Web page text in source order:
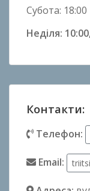
Субота: 18:00
Неділя:
Контакти:
Телефон:
Email: